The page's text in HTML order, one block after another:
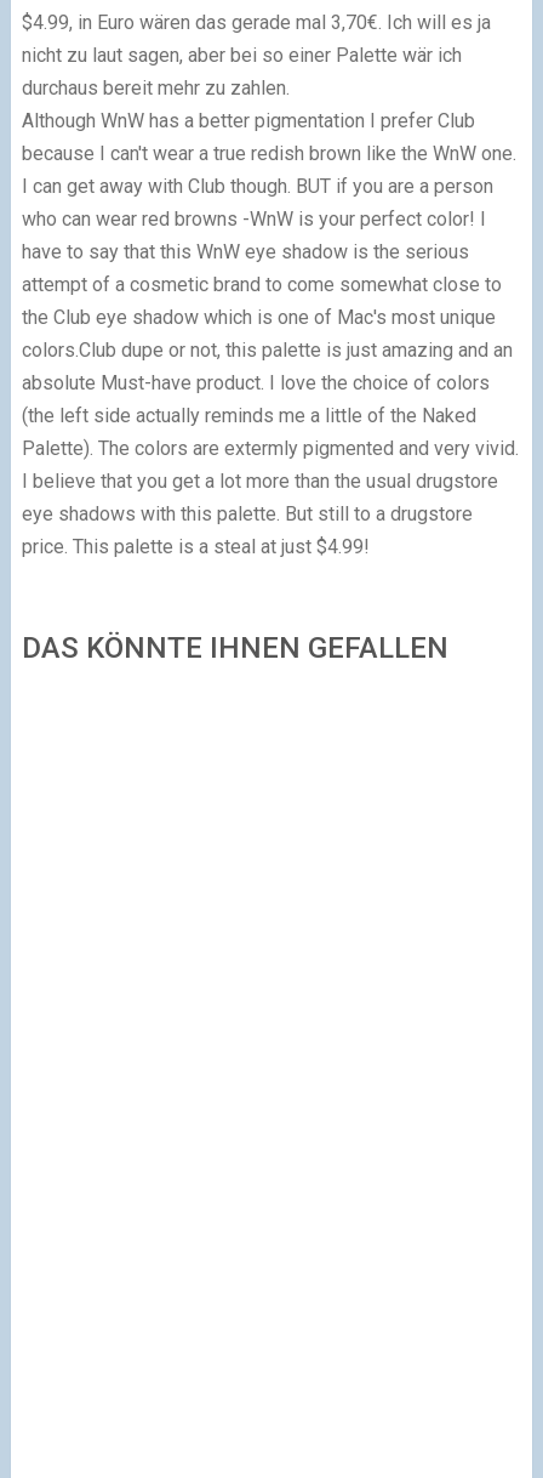
$4.99, in Euro wären das gerade mal 3,70€. Ich will es ja
nicht zu laut sagen, aber bei so einer Palette wär ich
durchaus bereit mehr zu zahlen.
Although WnW has a better pigmentation I prefer Club
because I can't wear a true redish brown like the WnW one.
I can get away with Club though. BUT if you are a person
who can wear red browns -WnW is your perfect color! I
have to say that this WnW eye shadow is the serious
attempt of a cosmetic brand to come somewhat close to
the Club eye shadow which is one of Mac's most unique
colors.Club dupe or not, this palette is just amazing and an
absolute Must-have product. I love the choice of colors
(the left side actually reminds me a little of the Naked
Palette). The colors are extermly pigmented and very vivid.
I believe that you get a lot more than the usual drugstore
eye shadows with this palette. But still to a drugstore
price. This palette is a steal at just $4.99!
DAS KÖNNTE IHNEN GEFALLEN